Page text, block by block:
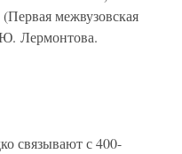
межвузовская
Лермонтова.
связывают с 400-